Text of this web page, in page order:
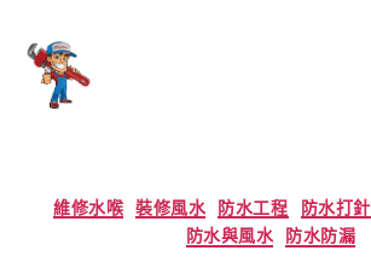
Categories
維修水喉 裝修風水 防水工程 防水打針
防水與風水 防水防漏